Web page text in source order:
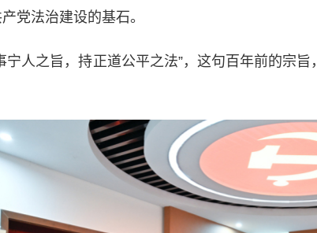
党法治建设的基石。
人之旨，持正道公平之法”，这句百年前的宗旨